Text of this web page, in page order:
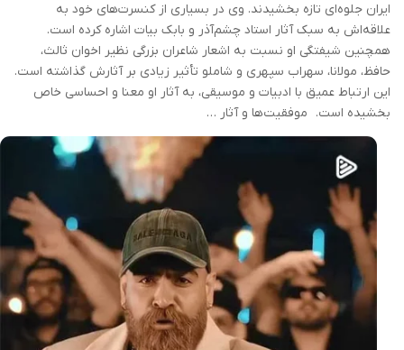
ایران جلوه‌ای تازه بخشیدند. وی در بسیاری از کنسرت‌های خود به
علاقه‌اش به سبک آثار استاد چشم‌آذر و بابک بیات اشاره کرده است.
همچنین شیفتگی او نسبت به اشعار شاعران بزرگی نظیر اخوان ثالث،
حافظ، مولانا، سهراب سپهری و شاملو تأثیر زیادی بر آثارش گذاشته است.
این ارتباط عمیق با ادبیات و موسیقی، به آثار او معنا و احساسی خاص
بخشیده است. موفقیت‌ها و آثار …